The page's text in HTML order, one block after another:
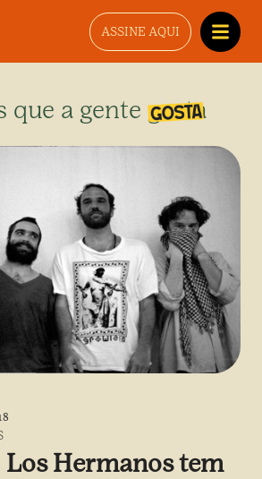
ASSINE AQUI
que a gente gosta
Hermanos tem